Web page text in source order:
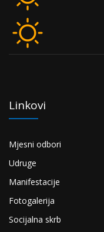
Linkovi
Mjesni odbori
Udruge
Manifestacije
Fotogalerija
Socijalna skrb